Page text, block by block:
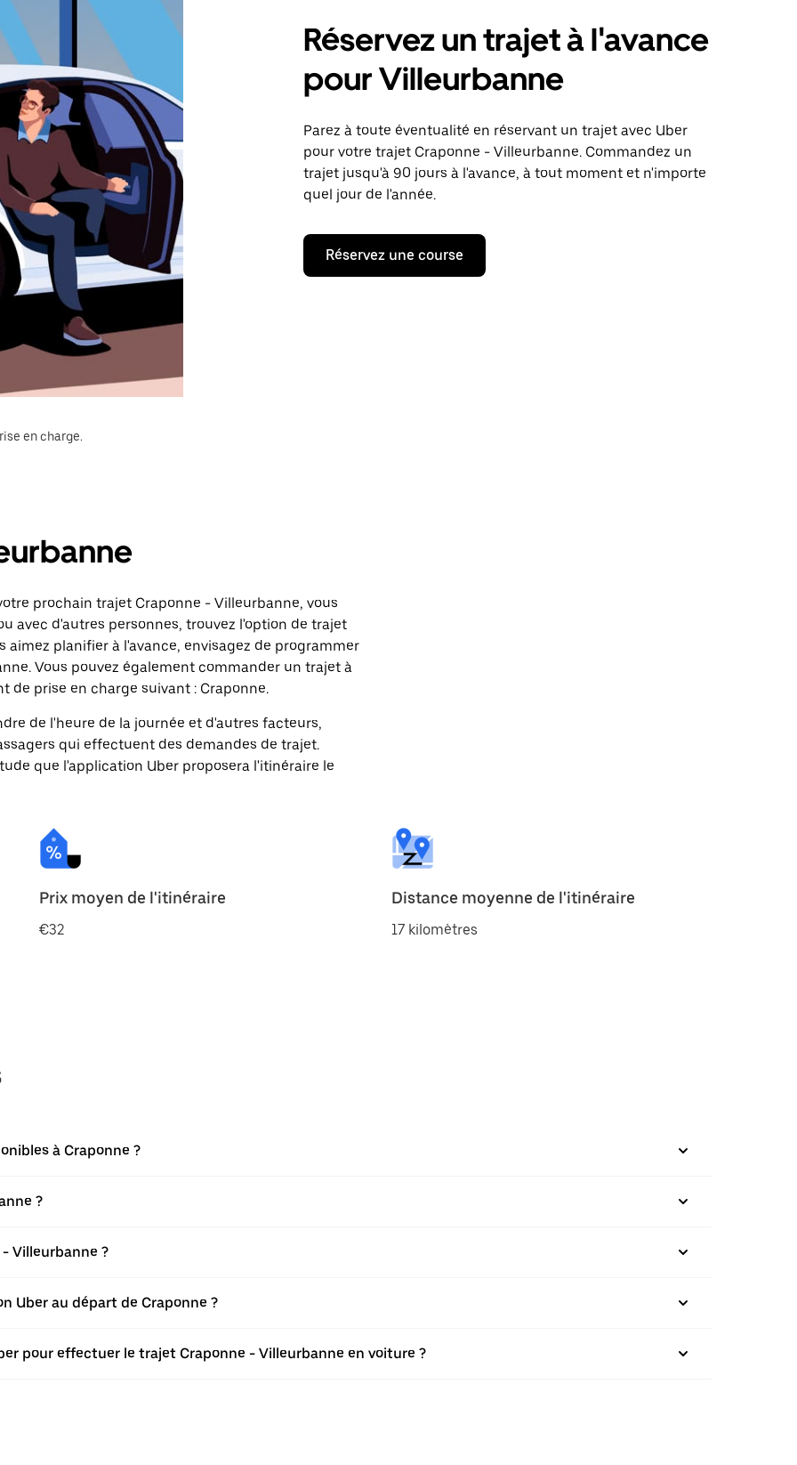
Réservez un trajet à l'avance
pour Villeurbanne
Parez à toute éventualité en réservant un trajet avec Uber
pour votre trajet Craponne - Villeurbanne. Commandez un
trajet jusqu'à 90 jours à l'avance, à tout moment et n'importe
quel jour de l'année.
Réservez une course
en charge.
prochain trajet Craponne - Villeurbanne, vous
avec d'autres personnes, trouvez l'option de trajet
aimez planifier à l'avance, envisagez de programmer
Vous pouvez également commander un trajet à
de prise en charge suivant : Craponne.
de l'heure de la journée et d'autres facteurs,
qui effectuent des demandes de trajet.
que l'application Uber proposera l'itinéraire le
Prix moyen de l'itinéraire
€32
Distance moyenne de l'itinéraire
17 kilomètres
à Craponne ?
?
Villeurbanne ?
Uber au départ de Craponne ?
pour effectuer le trajet Craponne - Villeurbanne en voiture ?